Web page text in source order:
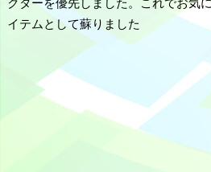
イテムとして蘇りました